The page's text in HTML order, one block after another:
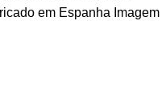
em Espanha Imagem